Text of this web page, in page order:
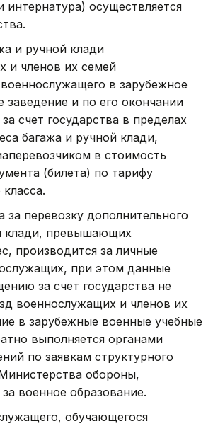
интернатура) осуществляется
и ручной клади
и членов их семей
в зарубежное
заведение и по его окончании
счет государства в пределах
багажа и ручной клади,
в стоимость
(билета) по тарифу
за перевозку дополнительного
клади, превышающих
производится за личные
при этом данные
за счет государства не
военнослужащих и членов их
в зарубежные военные учебные
выполняется органами
по заявкам структурного
обороны,
военное образование.
обучающегося